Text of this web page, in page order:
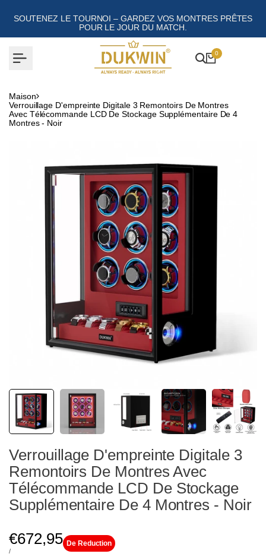
au
contenu
SOUTENEZ LE TOURNOI – GARDEZ VOS MONTRES PRÊTES
POUR LE JOUR DU MATCH.
0
Maison
Verrouillage D'empreinte Digitale 3 Remontoirs De Montres
Avec Télécommande LCD De Stockage Supplémentaire De 4
Montres - Noir
Verrouillage D'empreinte Digitale 3
Remontoirs De Montres Avec
Télécommande LCD De Stockage
Supplémentaire De 4 Montres - Noir
Prix
€672,95
PRIX
/PAR
De Reduction